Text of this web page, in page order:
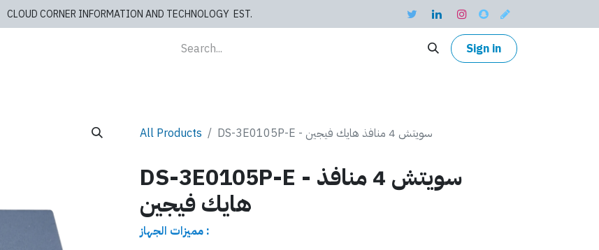
CLOUD CORNER INFORMATION AND TECHNOLOGY EST.
Sign in
All Products DS-3E0105P-E - سويتش 4 منافذ هايك فيجين
DS-3E0105P-E - سويتش 4 منافذ
هايك فيجين
مميزات الجهاز :